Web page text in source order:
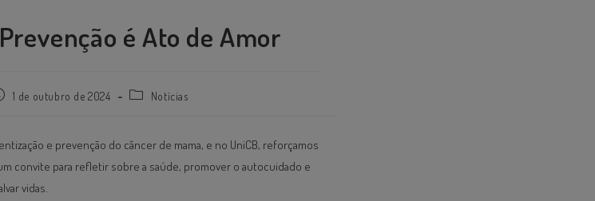
é Ato de Amor
1 de outubro de 2024 Notícias
e prevenção do câncer de mama, e no UniCB, reforçamos
convite para refletir sobre a saúde, promover o autocuidado e
vidas.